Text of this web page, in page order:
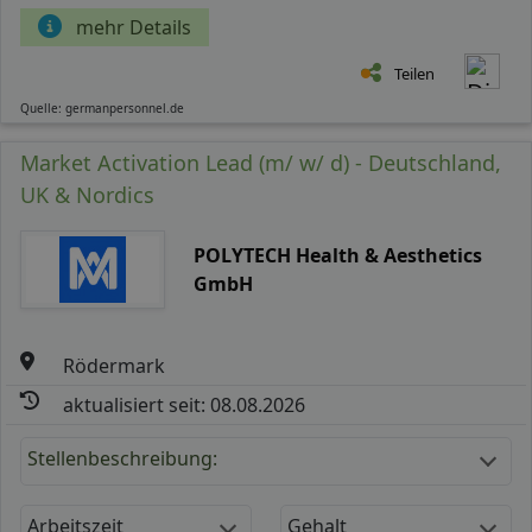
mehr Details
Teilen
Quelle: germanpersonnel.de
Market Activation Lead (m/ w/ d) - Deutschland,
UK & Nordics
POLYTECH Health & Aesthetics
GmbH
Rödermark
aktualisiert seit: 08.08.2026
Stellenbeschreibung:
Arbeitszeit Gehalt